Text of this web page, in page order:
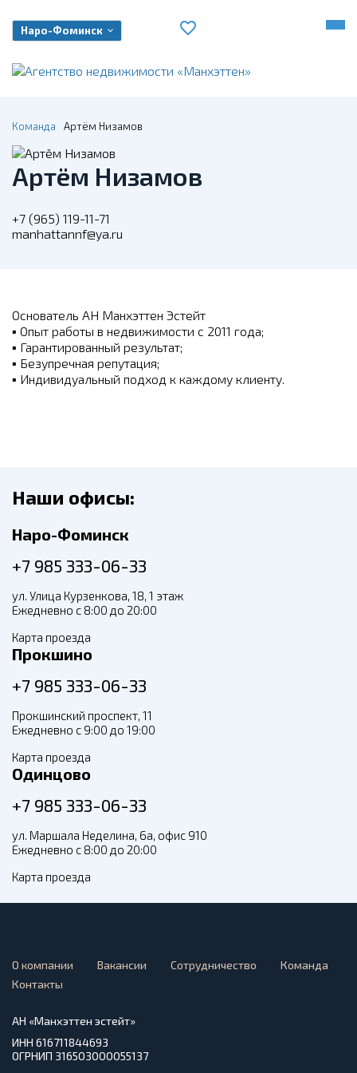
Наро-Фоминск
Команда Артём Низамов
Артём Низамов
+7 (965) 119-11-71
manhattannf@ya.ru
Основатель АН Манхэттен Эстейт
▪ Опыт работы в недвижимости с 2011 года;
▪ Гарантированный результат;
▪ Безупречная репутация;
▪ Индивидуальный подход к каждому клиенту.
Наши офисы:
Наро-Фоминск
+7 985 333-06-33
ул. Улица Курзенкова, 18, 1 этаж
Ежедневно с 8:00 до 20:00
Карта проезда
Прокшино
+7 985 333-06-33
Прокшинский проспект, 11
Ежедневно с 9:00 до 19:00
Карта проезда
Одинцово
+7 985 333-06-33
ул. Маршала Неделина, 6а, офис 910
Ежедневно с 8:00 до 20:00
Карта проезда
О компании Вакансии Сотрудничество
Команда
Контакты
АН «Манхэттен эстейт»
ИНН 616711844693
ОГРНИП 316503000055137